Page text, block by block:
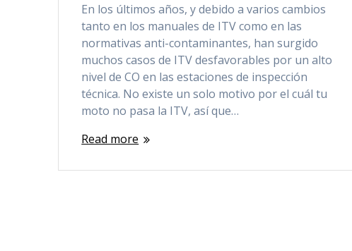
En los últimos años, y debido a varios cambios
tanto en los manuales de ITV como en las
normativas anti-contaminantes, han surgido
muchos casos de ITV desfavorables por un alto
nivel de CO en las estaciones de inspección
técnica. No existe un solo motivo por el cuál tu
moto no pasa la ITV, así que…
Read more